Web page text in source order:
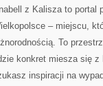
z Kalisza to portal
– miejscu,
To
konkret miesza się
inspiracji na